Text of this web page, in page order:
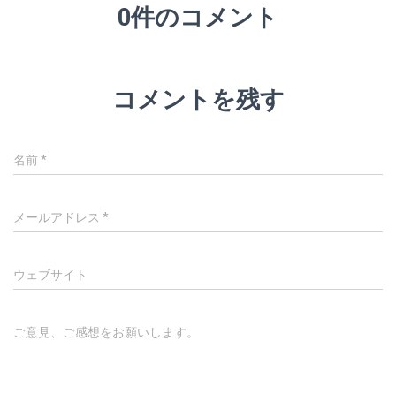
0件のコメント
コメントを残す
名前*
メールアドレス *
ウェブサイト
ご意見、ご感想をお願いします。